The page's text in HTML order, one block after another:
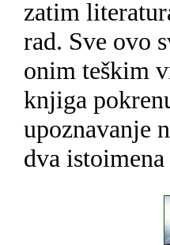
zatim
rad. Sve ovo
onim teškim
knjiga
upoznavanje
dva istoimena